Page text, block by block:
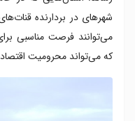
شهرهای در بردارنده
می‌توانند فرصت مناسبی
که می‌تواند محرومیت